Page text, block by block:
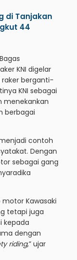
di Tanjakan
44
KNI digelar
raker berganti-
KNI sebagai
menekankan
berbagai
contoh
Dengan
sebagai gang
Kawasaki
tetapi juga
kepada
dengan
riding,” ujar